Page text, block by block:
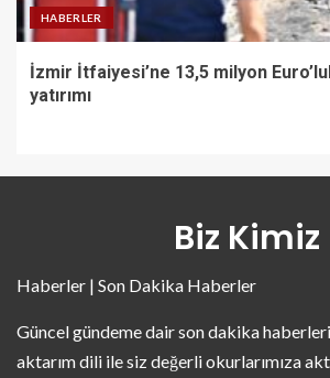
HABERLER
İzmir İtfaiyesi’ne 13,5 milyon
yatırımı
Biz Kimiz
Haberler | Son Dakika Haberler
Güncel gündeme dair son dakika
aktarım dili ile siz değerli okurlarımıza